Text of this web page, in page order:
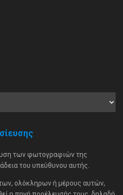
των φωτογραφιών της
του υπεύθυνου αυτής.
ολόκληρων ή μέρους αυτών,